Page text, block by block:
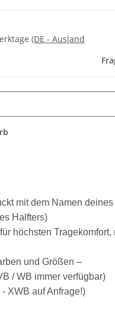
(DE - Ausland
mit dem Namen
Halfters)
höchsten Tragekomfort,
und Größen –
/ WB immer verfügbar)
XWB auf Anfrage!)